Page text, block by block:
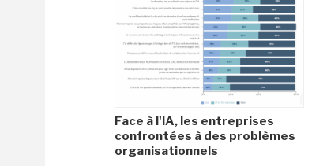
Face à l'IA, les entreprises
confrontées à des problèmes
organisationnels